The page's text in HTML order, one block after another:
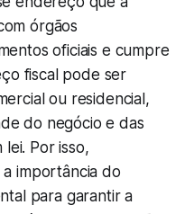
órgãos
oficiais e cumpre
fiscal pode ser
ou residencial,
do negócio e das
lei. Por isso,
importância do
para garantir a